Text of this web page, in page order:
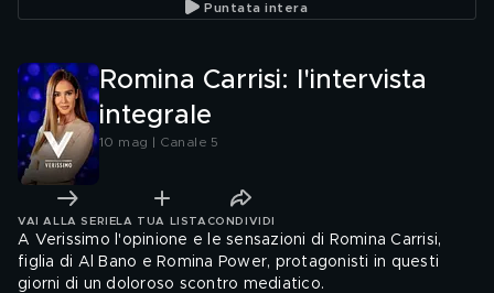
Puntata intera
Romina Carrisi: l'intervista
integrale
10 mag | Canale 5
VAI ALLA SERIE LA TUA LISTA CONDIVIDI
A Verissimo l'opinione e le sensazioni di Romina Carrisi,
figlia di Al Bano e Romina Power, protagonisti in questi
giorni di un doloroso scontro mediatico.